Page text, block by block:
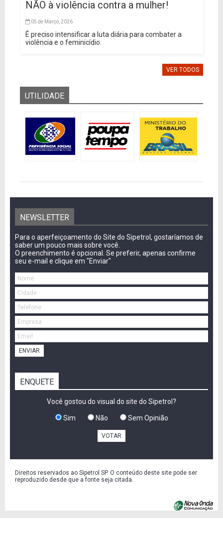
NÃO à violência contra a mulher!
05 de Março, 2026
É preciso intensificar a luta diária para combater a
violência e o feminicídio.
VER TODOS
UTILIDADE
NEWSLETTER
Para o aperfeiçoamento do Site do Sipetrol, gostaríamos de
saber um pouco mais sobre você.
O preenchimento é opcional. Se preferir, apenas confirme
seu e-mail e clique em "Enviar"
ENVIAR
ENQUETE
Você gostou do visual do site do Sipetrol?
Sim Não Sem Opinião
VOTAR
Direitos reservados ao Sipetrol SP. O conteúdo deste site pode ser
reproduzido desde que a fonte seja citada.